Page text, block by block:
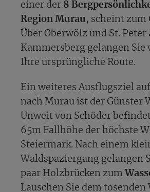
einer der 8
Region Murau, scheint zum
Über Oberwölz und St. Peter
Kammersberg gelangen Sie
Ihre ursprüngliche Route.
Ein weiteres Ausflugsziel
nach Murau ist der Günster
Unweit von Schöder
65m Fallhöhe der höchste
Steiermark. Nach einem
Waldspaziergang gelangen
paar Holzbrücken zum
Lauschen Sie dem tosenden